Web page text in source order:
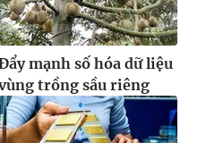
mạnh số hóa dữ liệu
trồng sầu riêng